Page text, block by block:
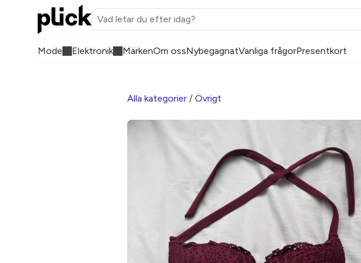
Mode Elektronik MärkenOm ossNybegagnatVanliga frågorPresentkort
Alla kategorier / Övrigt